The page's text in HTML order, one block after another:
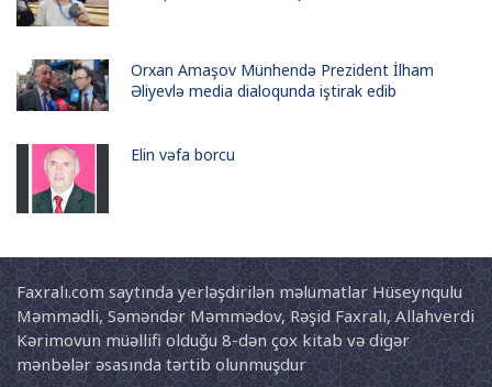
Orxan Amaşov Münhendə Prezident İlham
Əliyevlə media dialoqunda iştirak edib
Elin vəfa borcu
Faxralı.com saytında yerləşdirilən məlumatlar Hüseynqulu
Məmmədli, Səməndər Məmmədov, Rəşid Faxralı, Allahverdi
Kərimovun müəllifi olduğu 8-dən çox kitab və digər
mənbələr əsasında tərtib olunmuşdur